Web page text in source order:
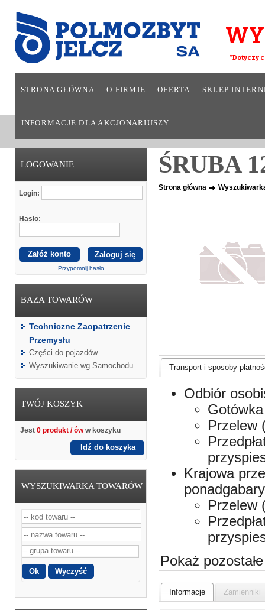
*Dotyczy
STRONA GŁÓWNA O FIRMIE OFERTA SKLEP
INFORMACJE DLA AKCJONARIUSZY
LOGOWANIE
Login:
Hasło:
Załóż konto
Przypomnij hasło
BAZA TOWARÓW
Techniczne Zaopatrzenie
Przemysłu
Części do pojazdów
Wyszukiwanie wg Samochodu
TWÓJ KOSZYK
Jest 0 produkt / óww koszyku
Idź do koszyka
WYSZUKIWARKA TOWARÓW
ŚRUBA
Strona główna
Transport i sposoby
Odbiór
Przelew
Krajowa
Przelew
Pokaż pozostałe
Informacje Zamienniki